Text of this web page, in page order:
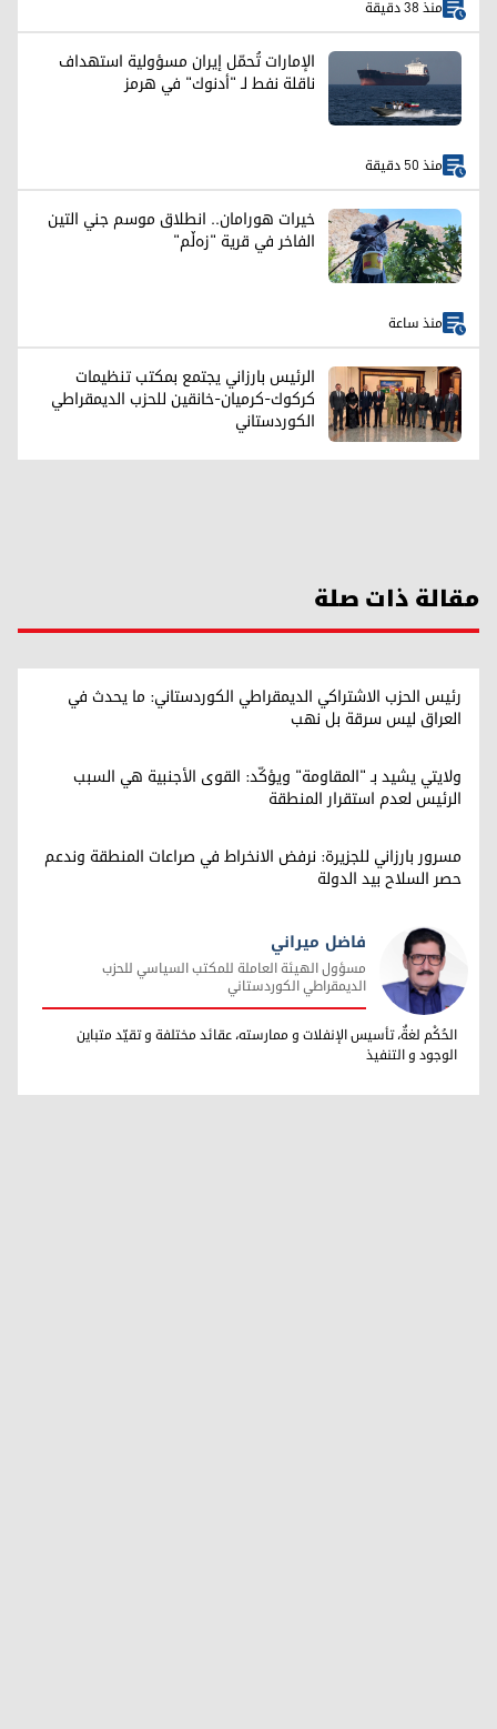
منذ 38 دقيقة
الإمارات تُحمّل إيران مسؤولية استهداف
ناقلة نفط لـ "أدنوك" في هرمز
منذ 50 دقيقة
خيرات هورامان.. انطلاق موسم جني التين
الفاخر في قرية "زەڵم"
منذ ساعة
الرئيس بارزاني يجتمع بمكتب تنظيمات
كركوك-كرميان-خانقين للحزب الديمقراطي
الكوردستاني
مقالة ذات صلة
رئيس الحزب الاشتراكي الديمقراطي الكوردستاني: ما يحدث في
العراق ليس سرقة بل نهب
ولايتي يشيد بـ "المقاومة" ويؤكّد: القوى الأجنبية هي السبب
الرئيس لعدم استقرار المنطقة
مسرور بارزاني للجزيرة: نرفض الانخراط في صراعات المنطقة وندعم
حصر السلاح بيد الدولة
فاضل ميراني
فاضل ميراني
مسؤول الهيئة العاملة للمكتب السياسي للحزب
الديمقراطي الكوردستاني
الحُكْم لغةٌ، تأسيس الإنفلات و ممارسته، عقائد مختلفة و تقيّد متباين
الوجود و التنفيذ